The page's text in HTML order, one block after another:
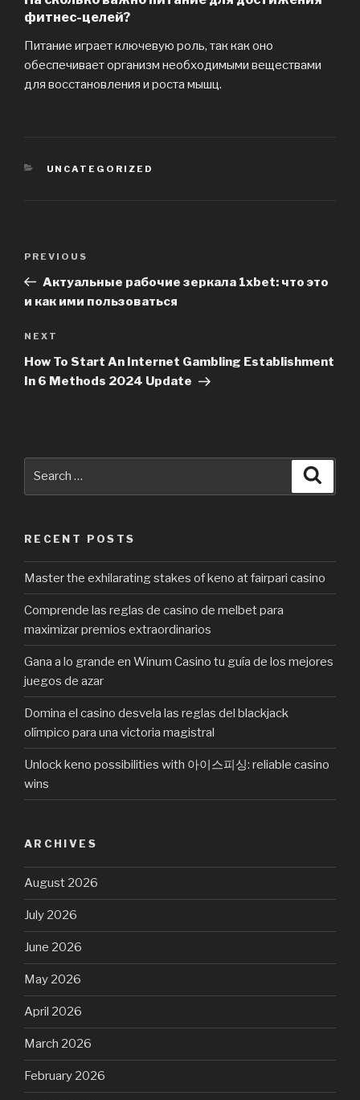
фитнес-целей?
Питание играет ключевую роль, так как оно
обеспечивает организм необходимыми веществами
для восстановления и роста мышц.
CATEGORIES
UNCATEGORIZED
Previous
Post
PREVIOUS
Актуальные рабочие зеркала 1xbet: что это
и как ими пользоваться
Next
Post
NEXT
How To Start An Internet Gambling Establishment
In 6 Methods 2024 Update
RECENT POSTS
Master the exhilarating stakes of keno at fairpari casino
Comprende las reglas de casino de melbet para
maximizar premios extraordinarios
Gana a lo grande en Winum Casino tu guía de los mejores
juegos de azar
Domina el casino desvela las reglas del blackjack
olímpico para una victoria magistral
Unlock keno possibilities with 아이스피싱: reliable casino
wins
ARCHIVES
August 2026
July 2026
June 2026
May 2026
April 2026
March 2026
February 2026